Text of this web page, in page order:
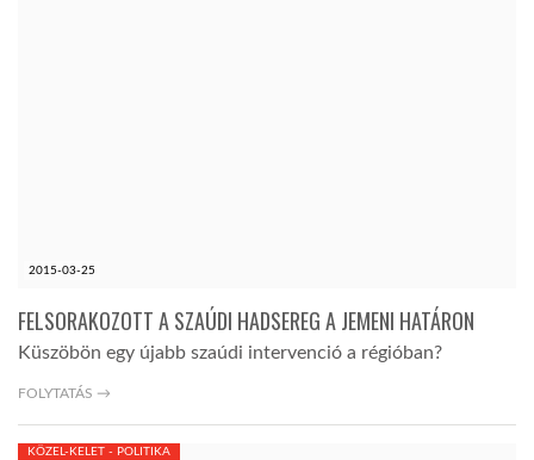
2015-03-25
FELSORAKOZOTT A SZAÚDI HADSEREG A JEMENI HATÁRON
Küszöbön egy újabb szaúdi intervenció a régióban?
FOLYTATÁS →
KÖZEL-KELET - POLITIKA